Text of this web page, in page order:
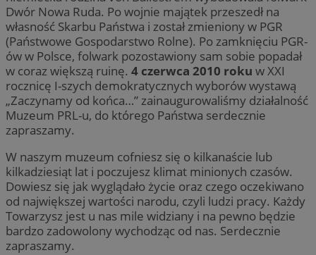
Dwór Nowa Ruda. Po wojnie majątek przeszedł na
własność Skarbu Państwa i został zmieniony w PGR
(Państwowe Gospodarstwo Rolne). Po zamknięciu PGR-
ów w Polsce, folwark pozostawiony sam sobie popadał
w coraz większą ruinę. 4 czerwca 2010 roku w XXI
rocznicę I-szych demokratycznych wyborów wystawą
„Zaczynamy od końca…” zainaugurowaliśmy działalność
Muzeum PRL-u, do którego Państwa serdecznie
zapraszamy.
W naszym muzeum cofniesz się o kilkanaście lub
kilkadziesiąt lat i poczujesz klimat minionych czasów.
Dowiesz się jak wyglądało życie oraz czego oczekiwano
od największej wartości narodu, czyli ludzi pracy. Każdy
Towarzysz jest u nas mile widziany i na pewno będzie
bardzo zadowolony wychodząc od nas. Serdecznie
zapraszamy.